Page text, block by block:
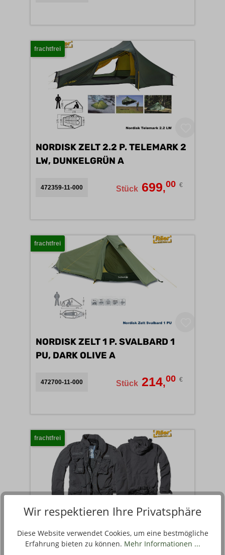
frachtfrei
NORDISK ZELT 2.2 P. TELEMARK 2
LW, DUNKELGRÜN A
472359-11-000 Stück 699,00 €
frachtfrei
NORDISK ZELT 1 P. SVALBARD 1
PU, DARK OLIVE A
472700-11-000 Stück 214,00 €
frachtfrei
US FELDJACKE M65 GIANT,
SCHWARZ A
Wir respektieren Ihre Privatsphäre
Diese Website verwendet Cookies, um eine bestmögliche
Erfahrung bieten zu können. Mehr Informationen ...